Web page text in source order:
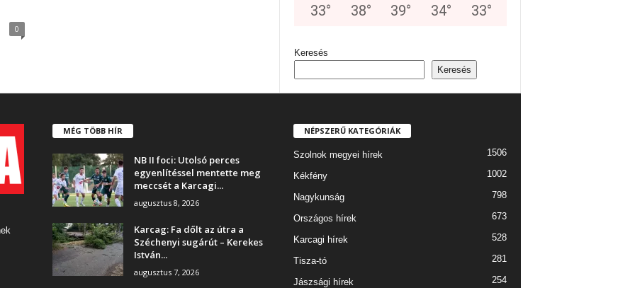
0
33° 38° 39° 34° 33°
Keresés
Keresés
MÉG TÖBB HÍR
NB II foci: Utolsó perces
egyenlítéssel mentette meg
meccsét a Karcagi...
augusztus 8, 2026
Karcag: Fa dőlt az útra a
Széchenyi sugárút – Kerekes
István...
augusztus 7, 2026
NÉPSZERŰ KATEGÓRIÁK
Szolnok megyei hírek 1506
Kékfény 1002
Nagykunság 798
Országos hírek 673
Karcagi hírek 528
Tisza-tó 281
Jászsági hírek 254